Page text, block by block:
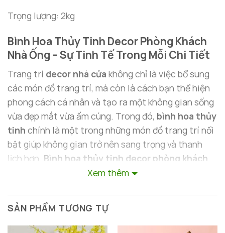
Trọng lượng: 2kg
Bình Hoa Thủy Tinh Decor Phòng Khách
Nhà Ống – Sự Tinh Tế Trong Mỗi Chi Tiết
Trang trí decor nhà cửa không chỉ là việc bổ sung
các món đồ trang trí, mà còn là cách bạn thể hiện
phong cách cá nhân và tạo ra một không gian sống
vừa đẹp mắt vừa ấm cúng. Trong đó, bình hoa thủy
tinh chính là một trong những món đồ trang trí nổi
bật giúp không gian trở nên sang trọng và thanh
lịch hơn. Bình hoa thủy tinh decor phòng khách
Decor Hà Nộilà lựa chọn hoàn hảo để
cảm hứng.
Với thiết kế đơn giản nhưng đầy tinh tế, chiếcbình
Xem thêm
SẢN PHẨM TƯƠNG TỰ